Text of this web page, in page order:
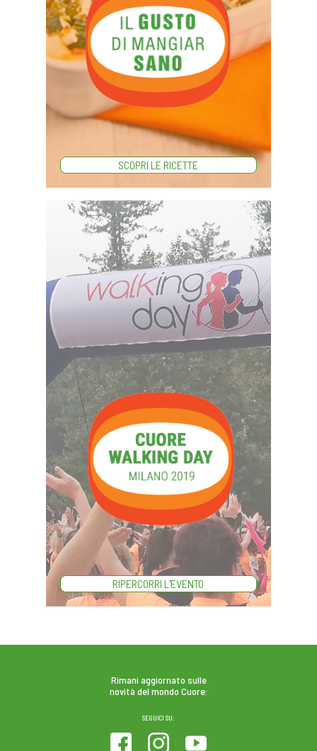
SCOPRI LE RICETTE
RIPERCORRI L'EVENTO
Rimani aggiornato sulle
novità del mondo Cuore:
SEGUICI SU: